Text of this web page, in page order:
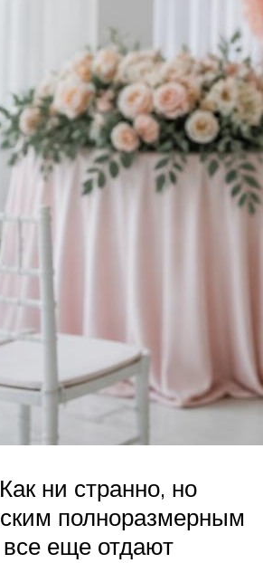
ни странно, но
полноразмерным
еще отдают